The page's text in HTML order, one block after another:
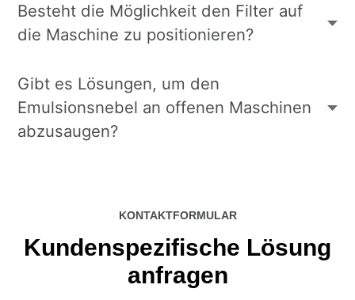
Besteht die Möglichkeit den Filter auf
die Maschine zu positionieren?
Gibt es Lösungen, um den
Emulsionsnebel an offenen Maschinen
abzusaugen?
KONTAKTFORMULAR
Kundenspezifische Lösung
anfragen